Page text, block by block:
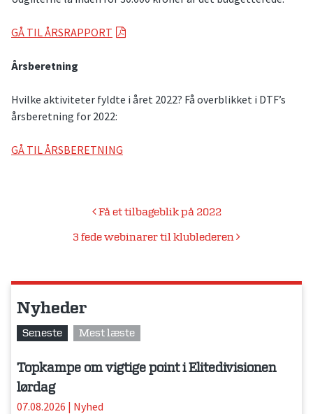
GÅ TIL ÅRSRAPPORT
Årsberetning
Hvilke aktiviteter fyldte i året 2022? Få overblikket i DTF’s
årsberetning for 2022:
GÅ TIL ÅRSBERETNING
IndlægsnavigationFå et tilbageblik på 2022
3 fede webinarer til klublederen
Nyheder
Seneste Mest læste
Topkampe om vigtige point i Elitedivisionen
lørdag
07.08.2026 | Nyhed